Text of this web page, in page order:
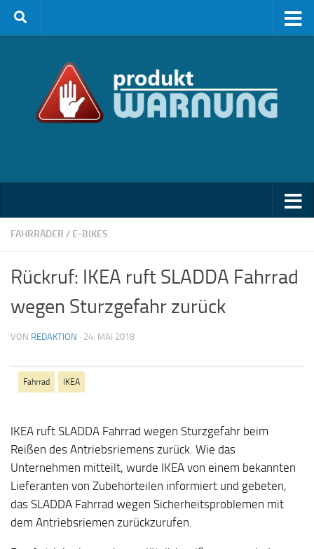
Zum Inhalt springen
FAHRRÄDER / E-BIKES
Rückruf: IKEA ruft SLADDA Fahrrad
wegen Sturzgefahr zurück
VON REDAKTION · 24. MAI 2018
Fahrrad IKEA
IKEA ruft SLADDA Fahrrad wegen Sturzgefahr beim
Reißen des Antriebsriemens zurück. Wie das
Unternehmen mitteilt, wurde IKEA von einem bekannten
Lieferanten von Zubehörteilen informiert und gebeten,
das SLADDA Fahrrad wegen Sicherheitsproblemen mit
dem Antriebsriemen zurückzurufen.